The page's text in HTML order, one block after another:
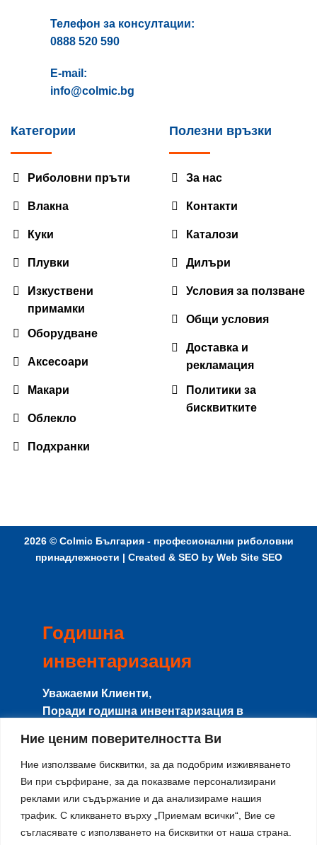
Ние ценим поверителността Ви
Ние използваме бисквитки, за да подобрим изживяването
Ви при сърфиране, за да показваме персонализирани
реклами или съдържание и да анализираме нашия
трафик. С кликването върху „Приемам всички“, Вие се
съгласявате с използването на бисквитки от наша страна.
Телефон за консултации:
0888 520 590
E-mail:
info@colmic.bg
Категории
Риболовни пръти
Влакна
Куки
Плувки
Изкуствени
примамки
Оборудване
Аксесоари
Макари
Облекло
Подхранки
Полезни връзки
За нас
Контакти
Каталози
Дилъри
Условия за ползване
Общи условия
Доставка и
рекламация
Политики за
бисквитките
2026 © Colmic България - професионални риболовни
принадлежности | Created & SEO by Web Site SEO
Годишна
инвентаризация
Уважаеми Клиенти,
Поради годишна инвентаризация в
няма да работят с клиенти, и няма да се
изпращат поръчки.
Направените поръчки в този период ще
се изпращат от17-ти Августпо реда на
тяхното получаване.
Благодарим за разбирането и се